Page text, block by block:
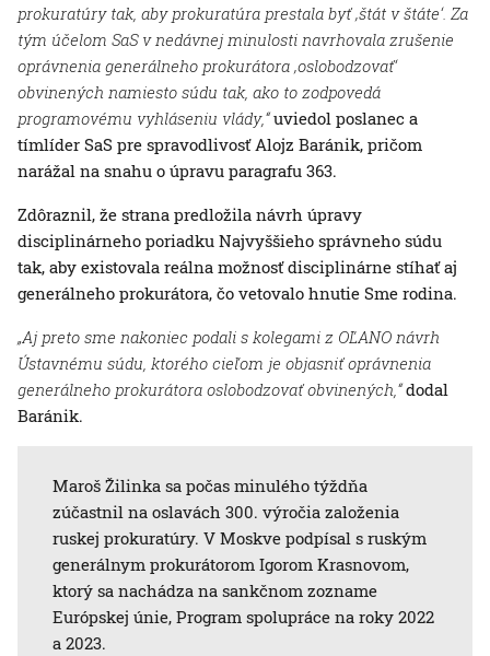
prokuratúry tak, aby prokuratúra prestala byť ‚štát v štáte‘. Za
tým účelom SaS v nedávnej minulosti navrhovala zrušenie
oprávnenia generálneho prokurátora ‚oslobodzovať‘
obvinených namiesto súdu tak, ako to zodpovedá
programovému vyhláseniu vlády,“uviedol poslanec a
tímlíder SaS pre spravodlivosť Alojz Baránik, pričom
narážal na snahu o úpravu paragrafu 363.
Zdôraznil, že strana predložila návrh úpravy
disciplinárneho poriadku Najvyššieho správneho súdu
tak, aby existovala reálna možnosť disciplinárne stíhať aj
generálneho prokurátora, čo vetovalo hnutie Sme rodina.
„Aj preto sme nakoniec podali s kolegami z OĽANO návrh
Ústavnému súdu, ktorého cieľom je objasniť oprávnenia
generálneho prokurátora oslobodzovať obvinených,“dodal
Baránik.
Maroš Žilinka sa počas minulého týždňa
zúčastnil na oslavách 300. výročia založenia
ruskej prokuratúry. V Moskve podpísal s ruským
generálnym prokurátorom Igorom Krasnovom,
ktorý sa nachádza na sankčnom zozname
Európskej únie, Program spolupráce na roky 2022
a 2023.